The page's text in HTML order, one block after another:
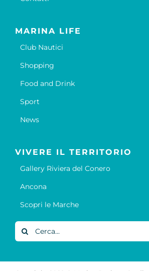
MARINA LIFE
Club Nautici
Shopping
Food and Drink
Sport
News
VIVERE IL TERRITORIO
Gallery Riviera del Conero
Ancona
Scopri le Marche
Cerca
per: